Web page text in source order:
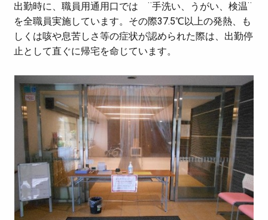
出勤時に、職員用通用口では¨手洗い、うがい、検温¨
を全職員実施しています。その際37.5℃以上の発熱、も
しくは咳や息苦しさ等の症状が認められた際は、 出勤停
止として直ぐに帰宅を命じています。